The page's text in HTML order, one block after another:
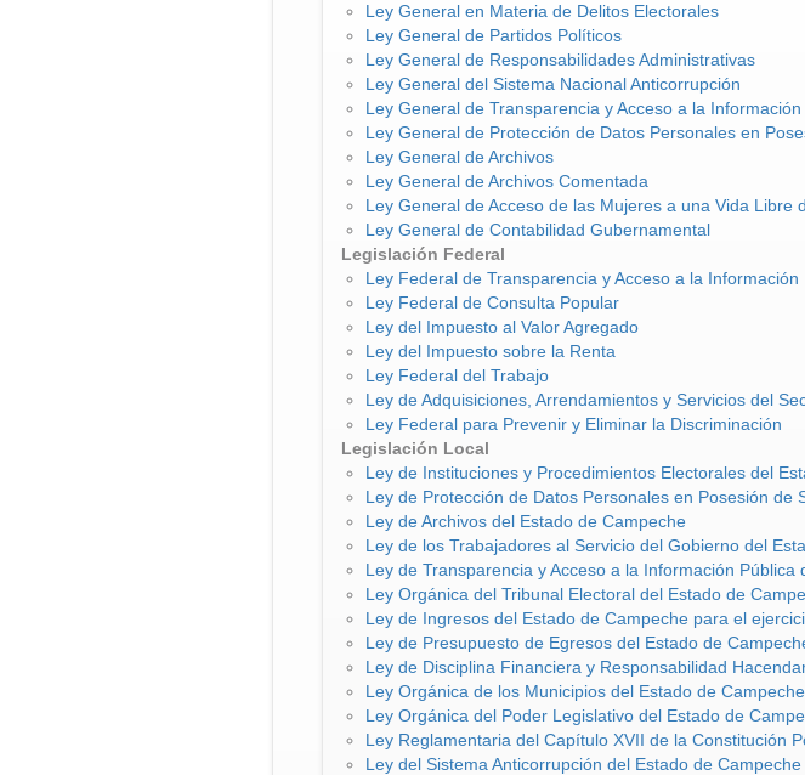
Ley General en Materia de Delitos Electorales
Ley General de Partidos Políticos
Ley General de Responsabilidades Administrativas
Ley General del Sistema Nacional Anticorrupción
Ley General de Transparencia y Acceso a la Información
Ley General de Protección de Datos Personales en
Ley General de Archivos
Ley General de Archivos Comentada
Ley General de Acceso de las Mujeres a una Vida Libre
Ley General de Contabilidad Gubernamental
Legislación Federal
Ley Federal de Transparencia y Acceso a la Información
Ley Federal de Consulta Popular
Ley del Impuesto al Valor Agregado
Ley del Impuesto sobre la Renta
Ley Federal del Trabajo
Ley de Adquisiciones, Arrendamientos y Servicios del
Ley Federal para Prevenir y Eliminar la Discriminación
Legislación Local
Ley de Instituciones y Procedimientos Electorales del
Ley de Protección de Datos Personales en Posesión de
Ley de Archivos del Estado de Campeche
Ley de los Trabajadores al Servicio del Gobierno del
Ley de Transparencia y Acceso a la Información Pública
Ley Orgánica del Tribunal Electoral del Estado de
Ley de Ingresos del Estado de Campeche para el
Ley de Presupuesto de Egresos del Estado de
Ley de Disciplina Financiera y Responsabilidad
Ley Orgánica de los Municipios del Estado de Campeche
Ley Orgánica del Poder Legislativo del Estado de
Ley Reglamentaria del Capítulo XVII de la Constitución
Ley del Sistema Anticorrupción del Estado de Campeche